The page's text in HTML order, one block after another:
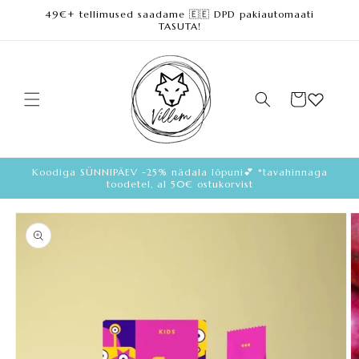
Skip to
49€+ tellimused saadame 🇪🇪 DPD pakiautomaati
TASUTA!
Cart
Koodiga SÜNNIPÄEV -25% nädala lõpuni💕 *tavahinnaga
toodetel, al 50€ ostukorvist
Skip to
product
information